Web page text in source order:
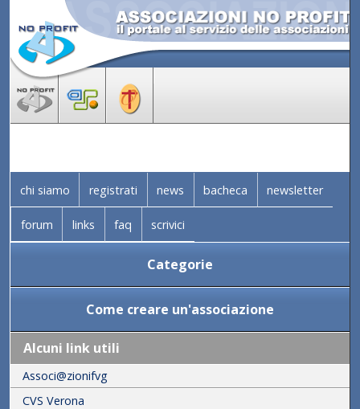
chi siamo registrati news bacheca newsletter
forum links faq scrivici
Categorie
Come creare un'associazione
Alcuni link utili
Associ@zionifvg
CVS Verona